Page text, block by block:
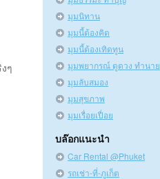
ๆ
มุมนิทาน
มุมนี้ต้องคิด
มุมนี้ต้องเทิดทูน
มุมพยากรณ์ ดูดวง ทำนาย
มุมลับสมอง
มุมสุขภาพ
มุมเรื่อยเปื่อย
บล๊อกแนะนำ
Car Rental @Phuket
รถเช่า-ที่-ภูเก็ต